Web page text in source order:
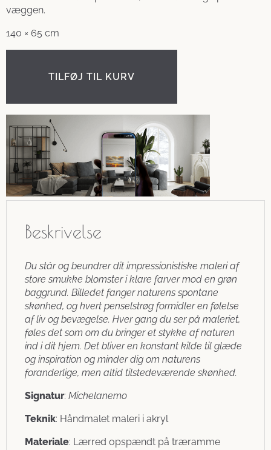
væggen.
140 × 65 cm
TILFØJ TIL KURV
Beskrivelse
Du står og beundrer dit impressionistiske maleri af
store smukke blomster i klare farver mod en grøn
baggrund. Billedet fanger naturens spontane
skønhed, og hvert penselstrøg formidler en følelse
af liv og bevægelse. Hver gang du ser på maleriet,
føles det som om du bringer et stykke af naturen
ind i dit hjem. Det bliver en konstant kilde til glæde
og inspiration og minder dig om naturens
foranderlige, men altid tilstedeværende skønhed.
Signatur: Michelanemo
Teknik: Håndmalet maleri i akryl
Materiale: Lærred opspændt på træramme